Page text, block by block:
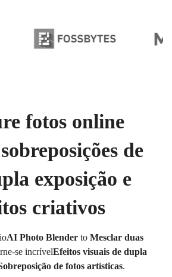
fotos online
de
exposição e
criativos
AI Photo Blenderto Mesclar duas
se incrívelEfeitos visuais de dupla
de fotos artísticas.